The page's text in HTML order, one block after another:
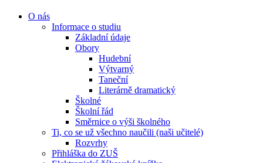
O nás
Informace o studiu
Základní údaje
Obory
Hudební
Výtvarný
Taneční
Literárně dramatický
Školné
Školní řád
Směrnice o výši školného
Ti, co se už všechno naučili (naši učitelé)
Rozvrhy
Přihláška do ZUŠ